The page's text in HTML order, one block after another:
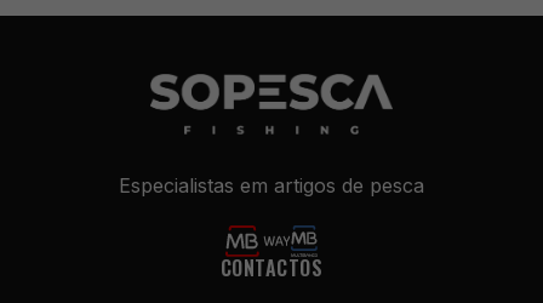
Especialistas em artigos de pesca
CONTACTOS